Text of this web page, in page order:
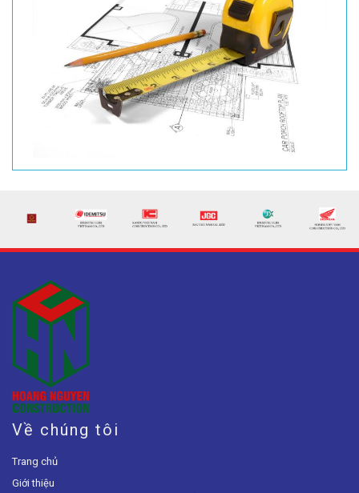
Về chúng tôi
Trang chủ
Giới thiệu